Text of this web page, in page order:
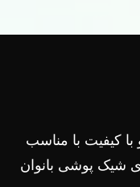
با کیفیت با مناسب
شیک پوشی بانوان